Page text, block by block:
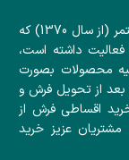
مجموعه فرش افرند به پشتوانه‌ی سال‌ها تلاش مستمر (از سال 1370) که
داشته است،
محصولات بصورت
بعد از تحویل فرش و
اقساطی فرش از
عزیز خرید